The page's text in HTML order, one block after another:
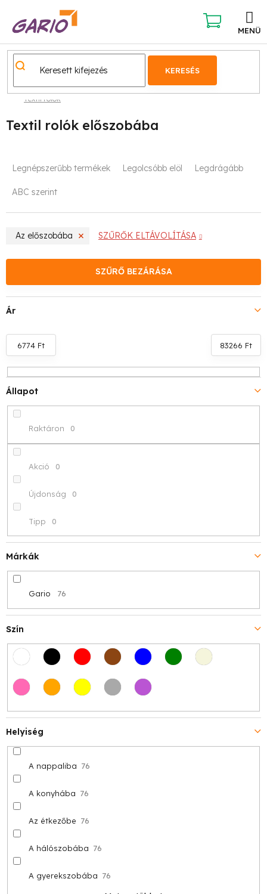
KERESÉS
KOSÁR
Textil rolók
Textil rolók előszobába
T
m
e
e
n
d
e
z
é
s
e
Legnépszerűbb termékek Legolcsóbb elöl Legdrágább
ABC szerint
Az előszobába SZŰRŐK ELTÁVOLÍTÁSA
SZŰRŐ BEZÁRÁSA
Ár
6774 Ft 83266 Ft
Állapot
Raktáron 0
Akció 0
Újdonság 0
Tipp 0
Márkák
Gario 76
Szín
Helyiség
A nappaliba 76
A konyhába 76
Az étkezőbe 76
A hálószobába 76
A gyerekszobába 76